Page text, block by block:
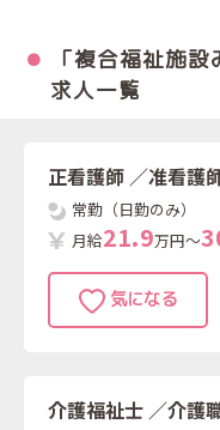
「複合福祉施
求人一覧
正看護師 ／准看護
常勤（日勤のみ）
月給21.9万円～3
介護福祉士 ／介護